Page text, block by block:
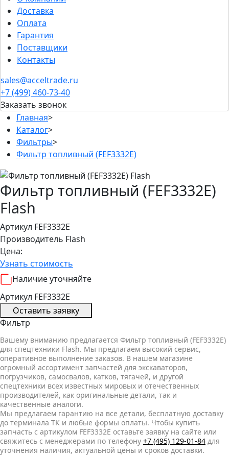
Доставка
Оплата
Гарантия
Поставщики
Контакты
sales@acceltrade.ru
+7 (499) 460-73-40
Заказать звонок
Главная>
Каталог>
Фильтры>
Фильтр топливный (FEF3332E)
Фильтр топливный (FEF3332E)
Flash
Артикул FEF3332E
Производитель Flash
Цена:
Узнать стоимость
Наличие уточняйте
Артикул FEF3332E
Оставить заявку
Фильтр
Вашему вниманию предлагается Фильтр топливный (FEF3332E)
для спецтехники Flash. Мы предлагаем высокий сервис,
оперативное выполнение заказов. В нашем магазине
огромный ассортимент запчастей для экскаваторов,
погрузчиков, самосвалов, катков, тягачей, и другой
спецтехники всех известных мировых и отечественных
производителей, как оригинальные детали, так и
качественные аналоги.
Мы предлагаем гарантию на все детали, бесплатную доставку
до терминала ТК и любые формы оплаты. Чтобы купить
запчасть с артикулом FEF3332E оставьте заявку на сайте или
свяжитесь с менеджерами по телефону +7 (495) 129-01-84 для
уточнения наличия, актуальной цены и сроков доставки.